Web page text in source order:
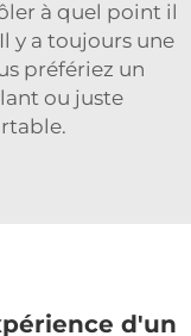
à quel point il
y a toujours une
préfériez un
ou juste
d'un